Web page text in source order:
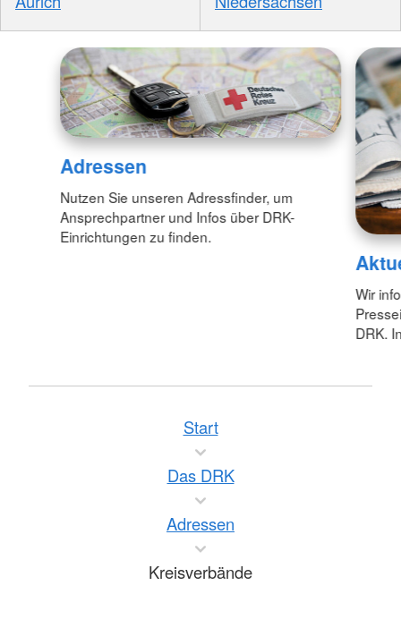
Adressen
Nutzen Sie unseren Adressfinder, um
Ansprechpartner und Infos über DRK-
Einrichtungen zu finden.
Wir
DRK.
Start
Das DRK
Adressen
Kreisverbände